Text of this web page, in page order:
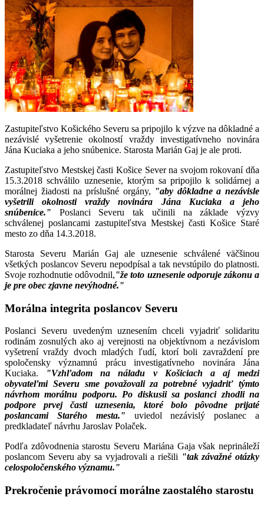
Zastupiteľstvo Košického Severu sa pripojilo k výzve na dôkladné a
nezávislé vyšetrenie okolností vraždy investigatívneho novinára
Jána Kuciaka a jeho snúbenice. Starosta Marián Gaj je ale proti.
Zastupiteľstvo Mestskej časti Košice Sever na svojom rokovaní dňa
15.3.2018 schválilo uznesenie, ktorým sa pripojilo k solidárnej a
morálnej žiadosti na príslušné orgány, "aby dôkladne a nezávisle
vyšetrili okolnosti vraždy novinára Jána Kuciaka a jeho
snúbenice." Poslanci Severu tak učinili na základe výzvy
schválenej poslancami zastupiteľstva Mestskej časti Košice Staré
mesto zo dňa 14.3.2018.
Starosta Severu Marián Gaj ale uznesenie schválené väčšinou
všetkých poslancov Severu nepodpísal a tak nevstúpilo do platnosti.
Svoje rozhodnutie odôvodnil,"že toto uznesenie odporuje zákonu a
je pre obec zjavne nevýhodné."
Morálna integrita poslancov Severu
Poslanci Severu uvedeným uznesením chceli vyjadriť solidaritu
rodinám zosnulých ako aj verejnosti na objektívnom a nezávislom
vyšetrení vraždy dvoch mladých ľudí, ktorí boli zavraždení pre
spoločensky významnú prácu investigatívneho novinára Jána
Kuciaka.
"Vzhľadom na náladu v Košiciach a aj medzi
obyvateľmi Severu sme považovali za potrebné vyjadriť týmto
návrhom morálnu podporu. Po diskusii sa poslanci zhodli na
podpore prvej časti uznesenia, ktoré bolo pôvodne prijaté
poslancami Starého mesta." uviedol nezávislý poslanec a
predkladateľ návrhu Jaroslav Polaček.
Podľa zdôvodnenia starostu Severu Mariána Gaja však neprináleží
poslancom Severu aby sa vyjadrovali a riešili "tak závažné otázky
celospoločenského významu."
Prekročenie právomocí morálne zaostalého starostu